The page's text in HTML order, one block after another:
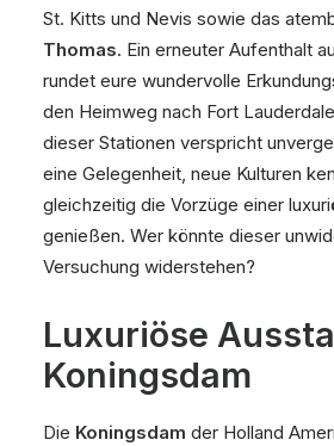
St. Kitts und Nevis sowie das
Thomas. Ein erneuter Aufenthalt
rundet eure wundervolle
den Heimweg nach Fort
dieser Stationen verspricht
eine Gelegenheit, neue Kulturen
gleichzeitig die Vorzüge einer
genießen. Wer könnte dieser
Versuchung widerstehen?
Luxuriöse
Koningsdam
Die Koningsdam der Holland